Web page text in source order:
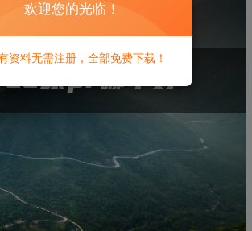
欢迎您的光临！
资料无需注册，全部免费下载！